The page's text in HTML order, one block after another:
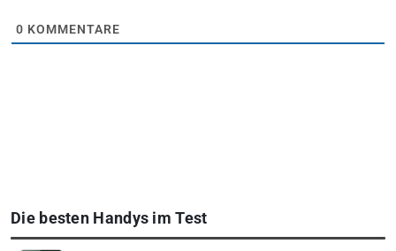
0 KOMMENTARE
Die besten Handys im Test